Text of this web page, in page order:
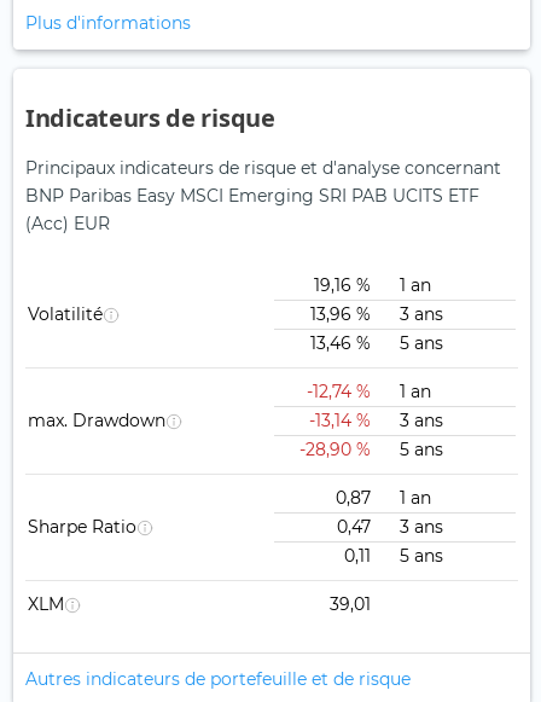
Plus d'informations
Indicateurs de risque
Principaux indicateurs de risque et d'analyse concernant
BNP Paribas Easy MSCI Emerging SRI PAB UCITS ETF
(Acc) EUR
Volatilité
19,16 %
1 an
13,96 %
3 ans
13,46 %
5 ans
max. Drawdown
-12,74 %
1 an
-13,14 %
3 ans
-28,90 %
5 ans
Sharpe Ratio
0,87
1 an
0,47
3 ans
0,11
5 ans
XLM 39,01
Autres indicateurs de portefeuille et de risque